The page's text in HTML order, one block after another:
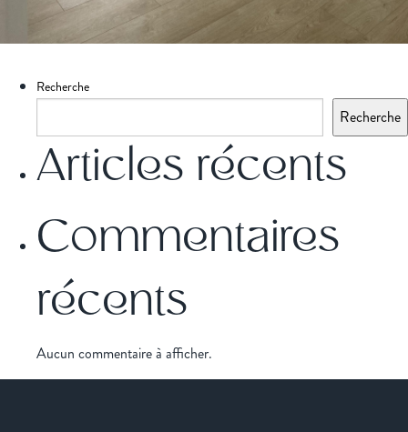
Recherche
Recherche
Articles récents
Commentaires
récents
Aucun commentaire à afficher.